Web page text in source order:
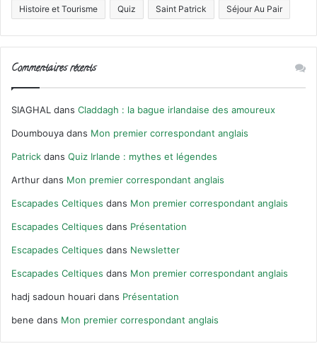
Histoire et Tourisme Quiz Saint Patrick Séjour Au Pair
Commentaires récents
SIAGHAL dans Claddagh : la bague irlandaise des amoureux
Doumbouya dans Mon premier correspondant anglais
Patrick dans Quiz Irlande : mythes et légendes
Arthur dans Mon premier correspondant anglais
Escapades Celtiques dans Mon premier correspondant anglais
Escapades Celtiques dans Présentation
Escapades Celtiques dans Newsletter
Escapades Celtiques dans Mon premier correspondant anglais
hadj sadoun houari dans Présentation
bene dans Mon premier correspondant anglais